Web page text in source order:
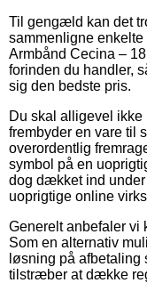
Til gengæld kan det
sammenligne
Armbånd Cecina –
forinden du handler,
sig den bedste pris.
Du skal alligevel ikke
frembyder en vare til
overordentlig
symbol på en
dog dækket ind under
uoprigtige online
Generelt anbefaler vi
Som en alternativ
løsning på afbetaling
tilstræber at dække